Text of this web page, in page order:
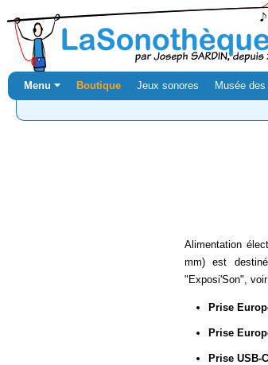
Menu ⏷ Boutique Jeux sonores Musée
Alimentation
mm) est
"Exposi'Son", voir
Prise
Prise
Prise USB-